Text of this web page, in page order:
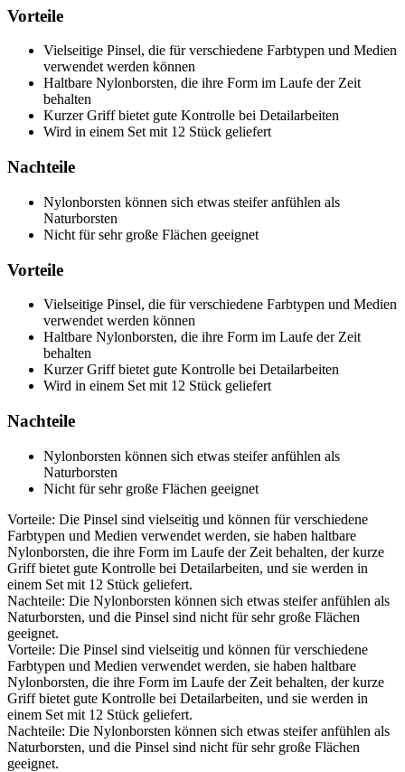
Vorteile
Vielseitige Pinsel, die für verschiedene Farbtypen und Medien
verwendet werden können
Haltbare Nylonborsten, die ihre Form im Laufe der Zeit
behalten
Kurzer Griff bietet gute Kontrolle bei Detailarbeiten
Wird in einem Set mit 12 Stück geliefert
Nachteile
Nylonborsten können sich etwas steifer anfühlen als
Naturborsten
Nicht für sehr große Flächen geeignet
Vorteile
Vielseitige Pinsel, die für verschiedene Farbtypen und Medien
verwendet werden können
Haltbare Nylonborsten, die ihre Form im Laufe der Zeit
behalten
Kurzer Griff bietet gute Kontrolle bei Detailarbeiten
Wird in einem Set mit 12 Stück geliefert
Nachteile
Nylonborsten können sich etwas steifer anfühlen als
Naturborsten
Nicht für sehr große Flächen geeignet
Vorteile: Die Pinsel sind vielseitig und können für verschiedene
Farbtypen und Medien verwendet werden, sie haben haltbare
Nylonborsten, die ihre Form im Laufe der Zeit behalten, der kurze
Griff bietet gute Kontrolle bei Detailarbeiten, und sie werden in
einem Set mit 12 Stück geliefert.
Nachteile: Die Nylonborsten können sich etwas steifer anfühlen als
Naturborsten, und die Pinsel sind nicht für sehr große Flächen
geeignet.
Vorteile: Die Pinsel sind vielseitig und können für verschiedene
Farbtypen und Medien verwendet werden, sie haben haltbare
Nylonborsten, die ihre Form im Laufe der Zeit behalten, der kurze
Griff bietet gute Kontrolle bei Detailarbeiten, und sie werden in
einem Set mit 12 Stück geliefert.
Nachteile: Die Nylonborsten können sich etwas steifer anfühlen als
Naturborsten, und die Pinsel sind nicht für sehr große Flächen
geeignet.